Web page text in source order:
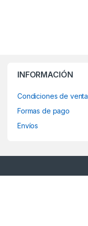
INFORMACIÓN
Condiciones de venta
Formas de pago
Envíos